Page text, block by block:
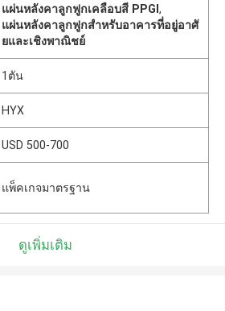
แผ่นหลังคาลูกฟูกเคลือบสี PPGI,
แผ่นหลังคาลูกฟูกสำหรับอาคารที่อยู่อาศั
ยและเชิงพาณิชย์
1ตัน
HYX
USD 500-700
แพ็คเกจมาตรฐาน
ดูเพิ่มเติม